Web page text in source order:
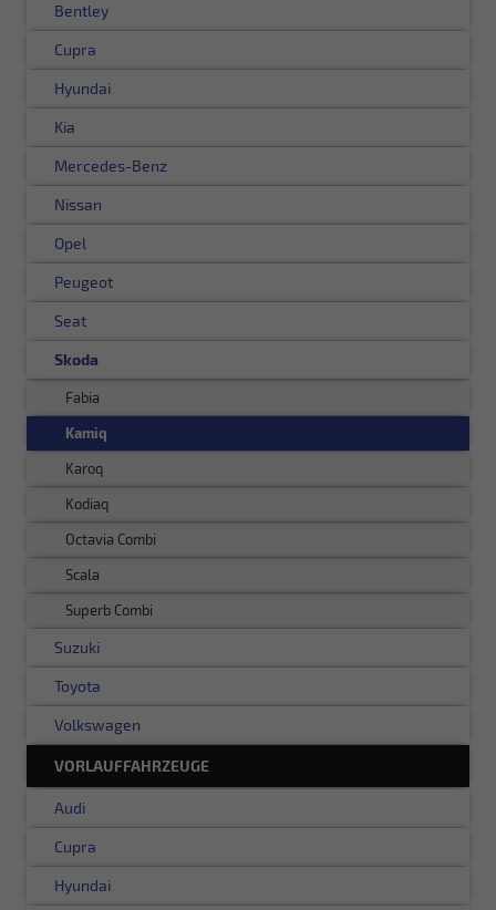
Bentley
Cupra
Hyundai
Kia
Mercedes-Benz
Nissan
Opel
Peugeot
Seat
Skoda
Fabia
Kamiq
Karoq
Kodiaq
Octavia Combi
Scala
Superb Combi
Suzuki
Toyota
Volkswagen
VORLAUFFAHRZEUGE
Audi
Cupra
Hyundai